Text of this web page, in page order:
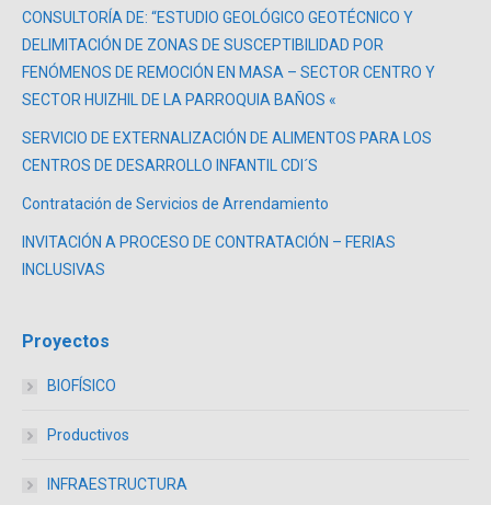
CONSULTORÍA DE: “ESTUDIO GEOLÓGICO GEOTÉCNICO Y
DELIMITACIÓN DE ZONAS DE SUSCEPTIBILIDAD POR
FENÓMENOS DE REMOCIÓN EN MASA – SECTOR CENTRO Y
SECTOR HUIZHIL DE LA PARROQUIA BAÑOS «
SERVICIO DE EXTERNALIZACIÓN DE ALIMENTOS PARA LOS
CENTROS DE DESARROLLO INFANTIL CDI´S
Contratación de Servicios de Arrendamiento
INVITACIÓN A PROCESO DE CONTRATACIÓN – FERIAS
INCLUSIVAS
Proyectos
BIOFÍSICO
Productivos
INFRAESTRUCTURA